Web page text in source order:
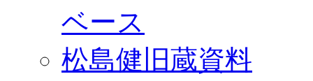
ベース
松島健旧蔵資料